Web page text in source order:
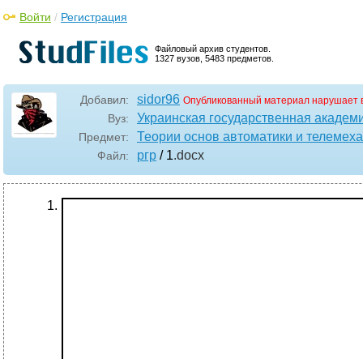
Файловый архив студентов.
1327 вузов, 5483 предметов.
Войти / Регистрация
Добавил: sidor96 Опубликованный материал нарушает
Вуз: Украинская государственная
Предмет: Теории основ автоматики и
Файл: ргр / 1.docx